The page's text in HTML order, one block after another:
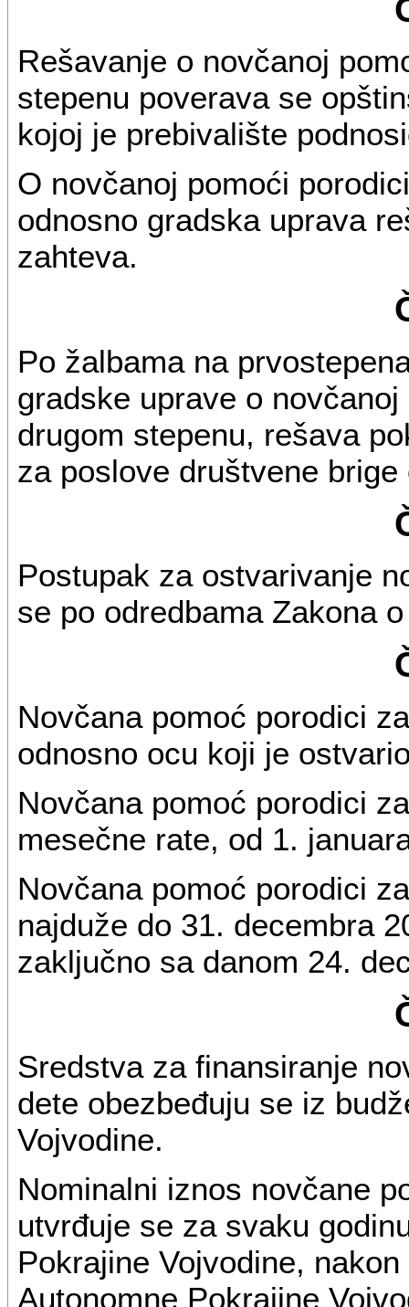
Rešavanje o novčanoj
stepenu poverava se
kojoj je prebivalište
O novčanoj pomoći
odnosno gradska uprava
zahteva.
Po žalbama na
gradske uprave o
drugom stepenu, rešava
za poslove društvene brige
Postupak za ostvarivanje
se po odredbama Zakona
Novčana pomoć porodici
odnosno ocu koji je
Novčana pomoć porodici
mesečne rate, od 1.
Novčana pomoć porodici
najduže do 31. decembra
zaključno sa danom 24.
Sredstva za finansiranje
dete obezbeđuju se iz
Vojvodine.
Nominalni iznos novčane
utvrđuje se za svaku
Pokrajine Vojvodine,
Autonomne Pokrajine